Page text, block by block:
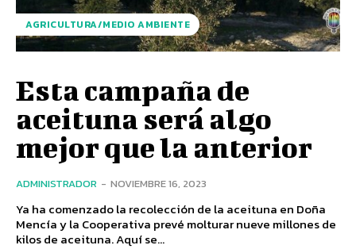
AGRICULTURA/MEDIO AMBIENTE
Esta campaña de
aceituna será algo
mejor que la anterior
ADMINISTRADOR - NOVIEMBRE 16, 2023
Ya ha comenzado la recolección de la aceituna en Doña
Mencía y la Cooperativa prevé molturar nueve millones de
kilos de aceituna. Aquí se...